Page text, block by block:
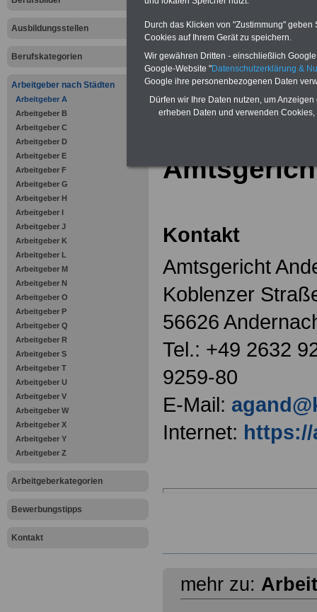
Ausbildungsstellen
Berufskategorien
Arbeitgeber nach Städten
Arbeitgeber A
Arbeitgeber B
Arbeitgeber C
Arbeitgeber D
Arbeitgeber E
Arbeitgeber F
Arbeitgeber G
Arbeitgeber H
Arbeitgeber I
Arbeitgeber J
Arbeitgeber K
Arbeitgeber L
Arbeitgeber M
Arbeitgeber N
Arbeitgeber O
Arbeitgeber P
Arbeitgeber Q
Arbeitgeber R
Arbeitgeber S
Arbeitgeber T
Arbeitgeber U
Arbeitgeber V
Arbeitgeber W
Arbeitgeber X
Arbeitgeber Y
Arbeitgeber Z
Arbeitgeberkategorien
Bewerbungstipps
Kontakt
zurück zur
Arbeitgeber A
Kontakt
Amtsgericht
Koblenzer
56626
Tel.: +49 2632
9259-80
E-Mail:
Internet:
mehr zu:
Durch das Klicken von "Zustimmung"
Cookies auf Ihrem Gerät zu speichern.
Wir gewähren Dritten - einschließlich
Google-Website "Datenschutzerklärung &
Google ihre personenbezogenen Daten
Dürfen wir Ihre Daten nutzen, um
erheben Daten und verwenden